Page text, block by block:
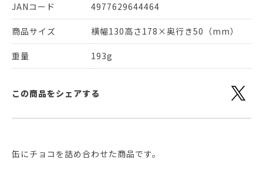
JANコード 4977629644464
商品サイズ 横幅130高さ178×奥行き50（mm）
重量 193g
この商品をシェアする
缶にチョコを詰め合わせた商品です。